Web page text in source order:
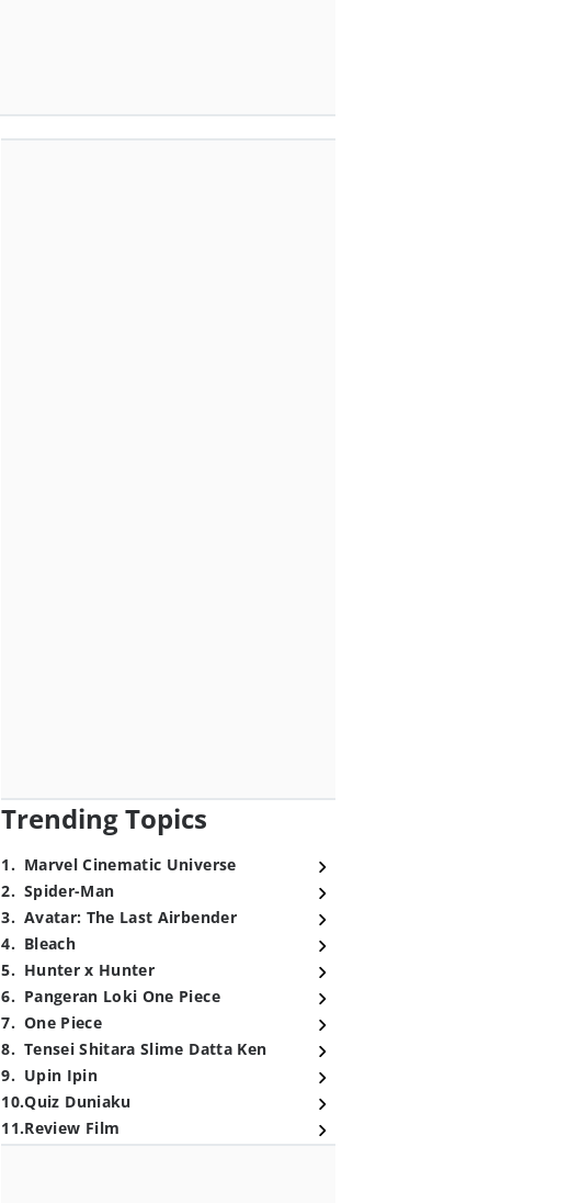
Trending Topics
1. Marvel Cinematic Universe
2. Spider-Man
3. Avatar: The Last Airbender
4. Bleach
5. Hunter x Hunter
6. Pangeran Loki One Piece
7. One Piece
8. Tensei Shitara Slime Datta Ken
9. Upin Ipin
10.Quiz Duniaku
11.Review Film